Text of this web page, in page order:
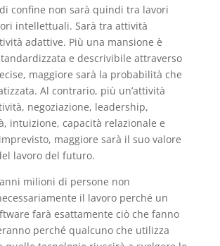
confine non sarà quindi tra lavori
intellettuali. Sarà tra attività
adattive. Più una mansione è
e descrivibile attraverso
maggiore sarà la probabilità che
Al contrario, più un’attività
negoziazione, leadership,
intuizione, capacità relazionale e
maggiore sarà il suo valore
lavoro del futuro.
milioni di persone non
il lavoro perché un
farà esattamente ciò che fanno
perché qualcuno che utilizza